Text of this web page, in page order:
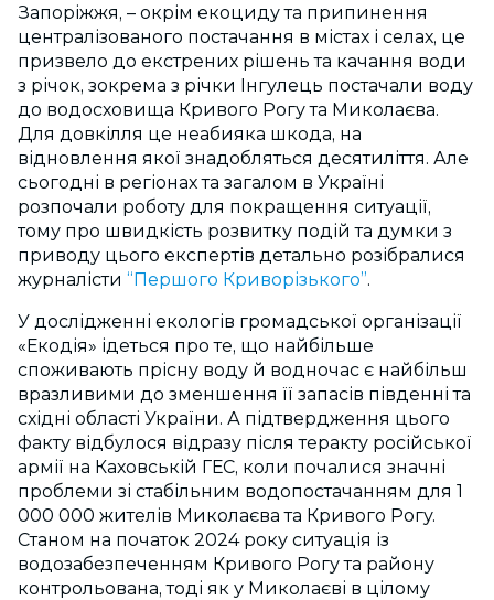
Запоріжжя, – окрім екоциду та припинення
централізованого постачання в містах і селах, це
призвело до екстрених рішень та качання води
з річок, зокрема з річки Інгулець постачали воду
до водосховища Кривого Рогу та Миколаєва.
Для довкілля це неабияка шкода, на
відновлення якої знадобляться десятиліття. Але
сьогодні в регіонах та загалом в Україні
розпочали роботу для покращення ситуації,
тому про швидкість розвитку подій та думки з
приводу цього експертів детально розібралися
журналісти “Першого Криворізького”.
У дослідженні екологів громадської організації
«Екодія» ідеться про те, що найбільше
споживають прісну воду й водночас є найбільш
вразливими до зменшення її запасів південні та
східні області України. А підтвердження цього
факту відбулося відразу після теракту російської
армії на Каховській ГЕС, коли почалися значні
проблеми зі стабільним водопостачанням для 1
000 000 жителів Миколаєва та Кривого Рогу.
Станом на початок 2024 року ситуація із
водозабезпеченням Кривого Рогу та району
контрольована, тоді як у Миколаєві в цілому